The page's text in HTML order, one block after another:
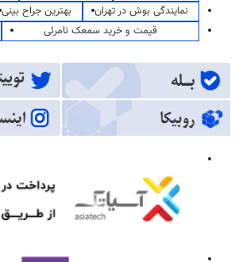
نمایندگی بوش در تهران
بهترین جراح بینی
قیمت و خرید سمعک نامرئی